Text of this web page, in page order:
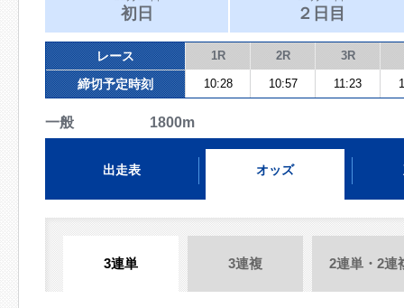
初日 ２日目
レース 1R 2R 3R
締切予定時刻 10:28 10:57 11:23
一般 1800m
出走表 オッズ
3連単 3連複 2連単・2連